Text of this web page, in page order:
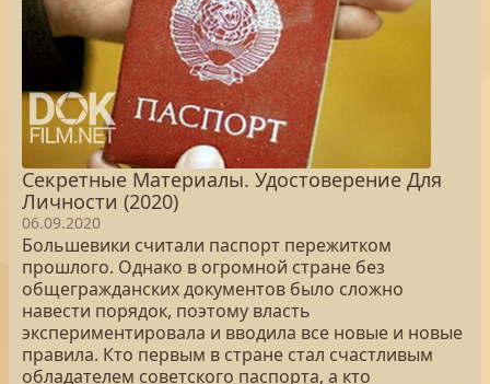
Секретные Материалы. Удостоверение Для
Личности (2020)
06.09.2020
Большевики считали паспорт пережитком
прошлого. Однако в огромной стране без
общегражданских документов было сложно
навести порядок, поэтому власть
экспериментировала и вводила все новые и новые
правила. Кто первым в стране стал счастливым
обладателем советского паспорта, а кто